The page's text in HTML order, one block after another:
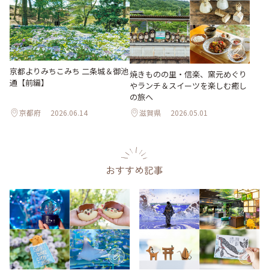
京都よりみちこみち 二条城＆御池
通【前編】
京都府 2026.06.14
焼きものの里・信楽、窯元めぐり
やランチ＆スイーツを楽しむ癒し
の旅へ
滋賀県 2026.05.01
おすすめ記事